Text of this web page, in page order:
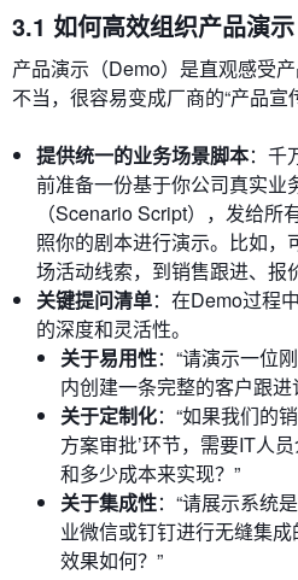
3.1 如何高效组织产品演示
产品演示（Demo）是直观感受
不当，很容易变成厂商的“产品宣
提供统一的业务场景脚本：千
前准备一份基于你公司真实业
（Scenario Script），发给
照你的剧本进行演示。比如，
场活动线索，到销售跟进、报
关键提问清单：在Demo过程
的深度和灵活性。
关于易用性：“请演示一位
内创建一条完整的客户跟
关于定制化：“如果我们的
方案审批’环节，需要IT人
和多少成本来实现？”
关于集成性：“请展示系统
业微信或钉钉进行无缝集
效果如何？”